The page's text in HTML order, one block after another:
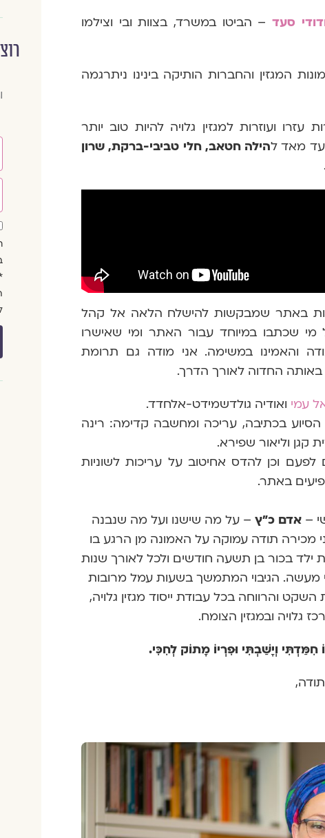
סעד– הביטו במשרד, בצוות ובי וצילמו
המגזין והחברות הותיקה בינינו ניתרגמה
ועוזרות למגזין גלויה להיות טוב יותר
עד מאד להילה חטאב, חלי טביבי-ברקת, שרון
באתר שמבקשות להישלח הלאה אל קהל
מי שכתבו במיוחד עבור האתר ומי שאישרו
והאמינו במשימה. אני מודה גם תרומת
באותה החדוה לאורך הדרך.
עמי ואודיה גולדשמידט-אלחדד.
הסיוע בכתיבה, עריכה ומחשבה קדימה: רינה
קגן וליאור שפירא.
וכן להדס אחיטוב על עריכות לשוניות
באתר.
–אדם כ"ץ – על מה שישנו ועל מה שנבנה
מכירה תודה עמוקה על האמונה מן הרגע בו
בכור בן תשעה חודשים ולכל לאורך שנות
מעשה. הגיבוי המתמשך בשעות עמל מרובות
והרווחה בכל עבודת ייסוד מגזין גלויה,
גלויה ובמגזין הצומח.
חִמַּדְתִּי וְיָשַׁבְתִּי וּפִרְיוֹ מָתוֹק לְחִכִּי.
י
י